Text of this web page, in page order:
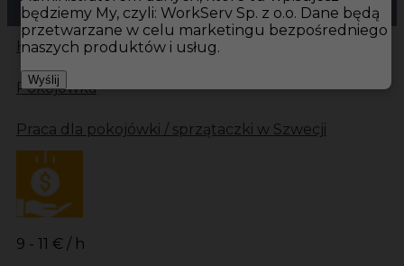
Hotistin Oferty pracyPokojówka Falkenberg
Pokojówka
Praca dla pokojówki / sprzątaczki w Szwecji
9 - 11 € / h
będziemy My, czyli: WorkServ Sp. z o.o. Dane będą
przetwarzane w celu marketingu bezpośredniego
naszych produktów i usług.
Wyślij